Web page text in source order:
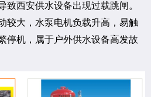
致西安供水设备出现过载跳闸。
较大，水泵电机负载升高，易触
停机，属于户外供水设备高发故